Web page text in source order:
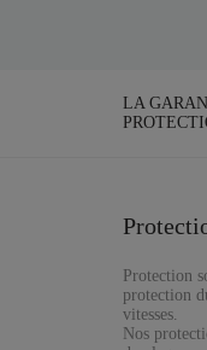
LA
Protection
protection
vitesses.
Nos